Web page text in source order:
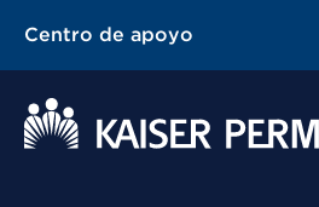
Centro de apoyo